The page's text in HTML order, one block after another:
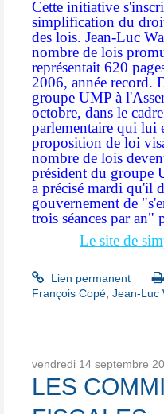
Cette initiative
simplification du
des lois. Jean-Luc
nombre de lois
représentait 620
2006, année record.
groupe UMP à
octobre, dans le
parlementaire qui lui
proposition de loi
nombre de lois
président du groupe
a précisé mardi qu'il
gouvernement de
trois séances par an"
Le site de
Lien permanent
François Copé Jean-Luc
vendredi 14 septembre
LES